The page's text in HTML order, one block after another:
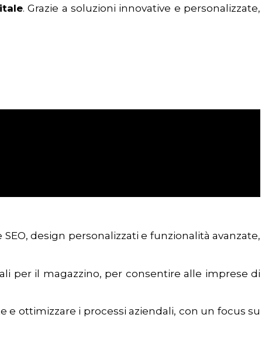
. Grazie a soluzioni innovative e personalizzate,
design personalizzati e funzionalità avanzate,
per il magazzino, per consentire alle imprese di
e ottimizzare i processi aziendali, con un focus su